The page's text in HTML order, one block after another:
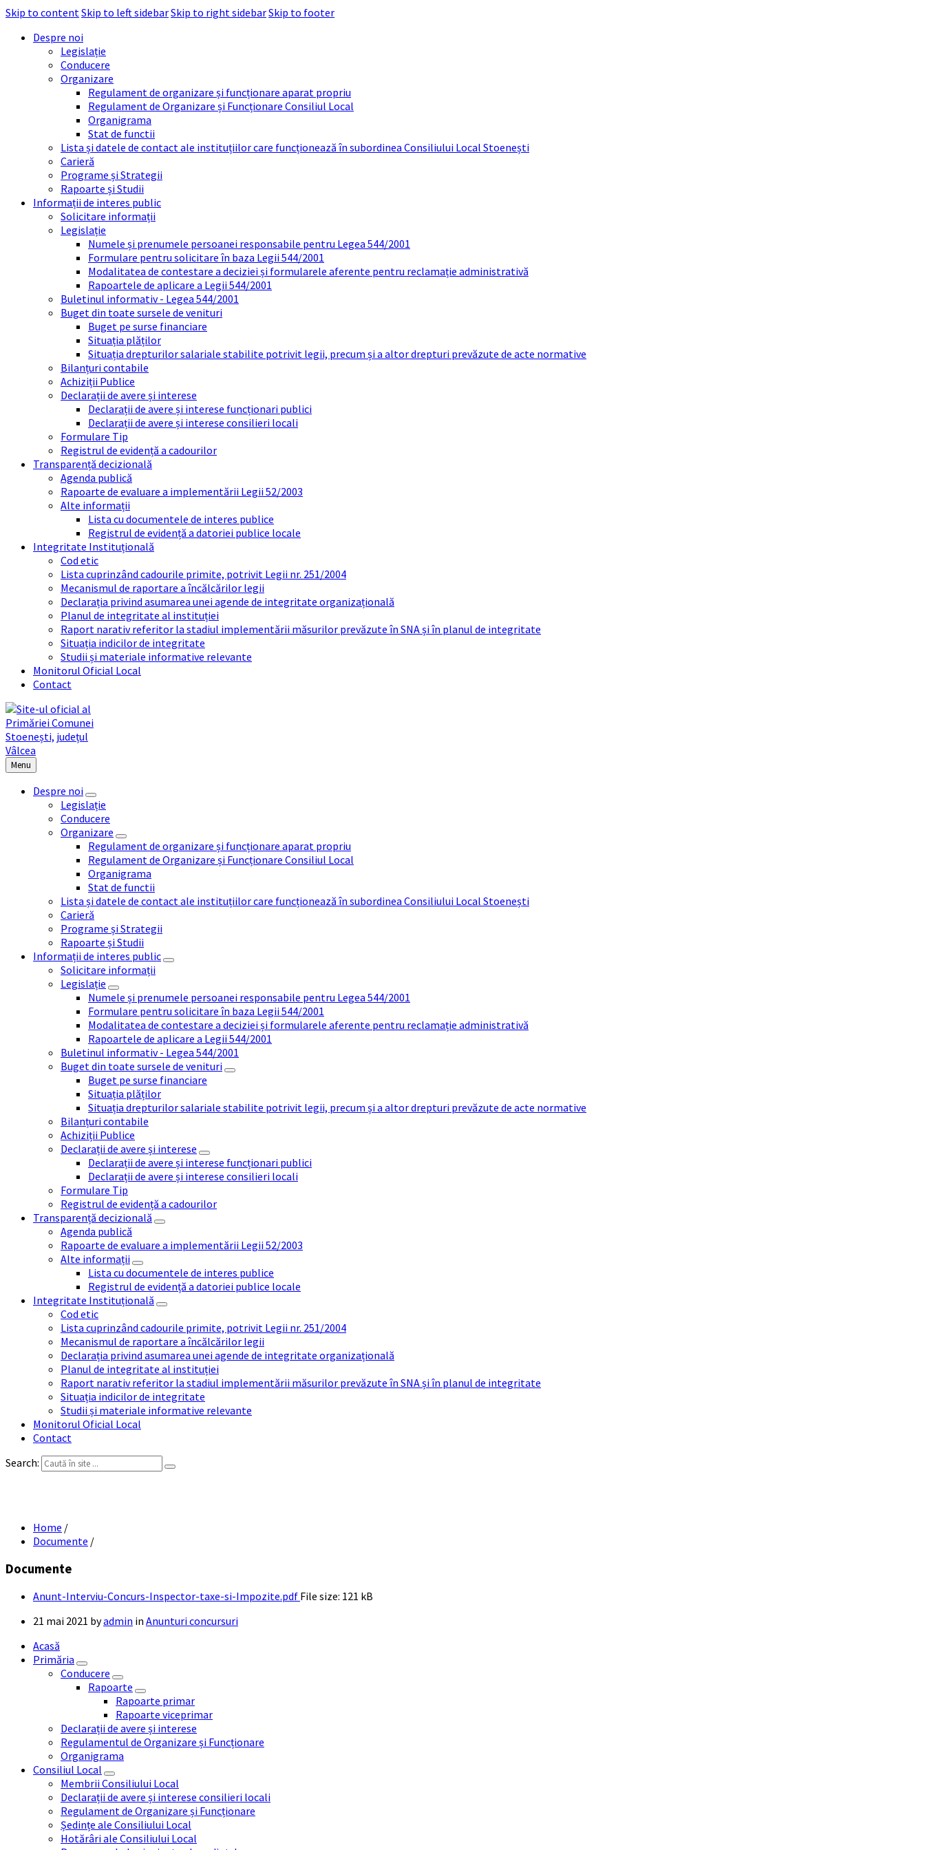
Skip to contentSkip to left sidebarSkip to right sidebarSkip to footer
Despre noi
Legislație
Conducere
Organizare
Regulament de organizare și funcționare aparat propriu
Regulament de Organizare și Funcționare Consiliul Local
Organigrama
Stat de functii
Lista și datele de contact ale instituțiilor care funcționează în subordinea Consiliului Local Stoenești
Carieră
Programe și Strategii
Rapoarte și Studii
Informații de interes public
Solicitare informații
Legislație
Numele și prenumele persoanei responsabile pentru Legea 544/2001
Formulare pentru solicitare în baza Legii 544/2001
Modalitatea de contestare a deciziei și formularele aferente pentru reclamație administrativă
Rapoartele de aplicare a Legii 544/2001
Buletinul informativ - Legea 544/2001
Buget din toate sursele de venituri
Buget pe surse financiare
Situația plăților
Situația drepturilor salariale stabilite potrivit legii, precum și a altor drepturi prevăzute de acte normative
Bilanțuri contabile
Achiziții Publice
Declarații de avere și interese
Declarații de avere și interese funcționari publici
Declarații de avere și interese consilieri locali
Formulare Tip
Registrul de evidență a cadourilor
Transparență decizională
Agenda publică
Rapoarte de evaluare a implementării Legii 52/2003
Alte informații
Lista cu documentele de interes publice
Registrul de evidență a datoriei publice locale
Integritate Instituțională
Cod etic
Lista cuprinzând cadourile primite, potrivit Legii nr. 251/2004
Mecanismul de raportare a încălcărilor legii
Declarația privind asumarea unei agende de integritate organizațională
Planul de integritate al instituției
Raport narativ referitor la stadiul implementării măsurilor prevăzute în SNA și în planul de integritate
Situația indicilor de integritate
Studii și materiale informative relevante
Monitorul Oficial Local
Contact
Menu
Despre noi
Legislație
Conducere
Organizare
Regulament de organizare și funcționare aparat propriu
Regulament de Organizare și Funcționare Consiliul Local
Organigrama
Stat de functii
Lista și datele de contact ale instituțiilor care funcționează în subordinea Consiliului Local Stoenești
Carieră
Programe și Strategii
Rapoarte și Studii
Informații de interes public
Solicitare informații
Legislație
Numele și prenumele persoanei responsabile pentru Legea 544/2001
Formulare pentru solicitare în baza Legii 544/2001
Modalitatea de contestare a deciziei și formularele aferente pentru reclamație administrativă
Rapoartele de aplicare a Legii 544/2001
Buletinul informativ - Legea 544/2001
Buget din toate sursele de venituri
Buget pe surse financiare
Situația plăților
Situația drepturilor salariale stabilite potrivit legii, precum și a altor drepturi prevăzute de acte normative
Bilanțuri contabile
Achiziții Publice
Declarații de avere și interese
Declarații de avere și interese funcționari publici
Declarații de avere și interese consilieri locali
Formulare Tip
Registrul de evidență a cadourilor
Transparență decizională
Agenda publică
Rapoarte de evaluare a implementării Legii 52/2003
Alte informații
Lista cu documentele de interes publice
Registrul de evidență a datoriei publice locale
Integritate Instituțională
Cod etic
Lista cuprinzând cadourile primite, potrivit Legii nr. 251/2004
Mecanismul de raportare a încălcărilor legii
Declarația privind asumarea unei agende de integritate organizațională
Planul de integritate al instituției
Raport narativ referitor la stadiul implementării măsurilor prevăzute în SNA și în planul de integritate
Situația indicilor de integritate
Studii și materiale informative relevante
Monitorul Oficial Local
Contact
Search:
Home /
Documente /
Documente
Anunt-Interviu-Concurs-Inspector-taxe-si-Impozite.pdf File size: 121 kB
21 mai 2021 byadmin in Anunturi concursuri
Acasă
Primăria
Conducere
Rapoarte
Rapoarte primar
Rapoarte viceprimar
Declarații de avere și interese
Regulamentul de Organizare și Funcționare
Organigrama
Consiliul Local
Membrii Consiliului Local
Declarații de avere și interese consilieri locali
Regulament de Organizare și Funcționare
Ședințe ale Consiliului Local
Hotărâri ale Consiliului Local